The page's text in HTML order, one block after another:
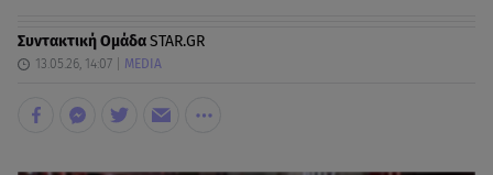
Συντακτική ΟμάδαSTAR.GR
13.05.26, 14:07 MEDIA